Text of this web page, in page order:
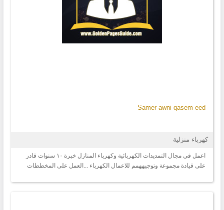
Samer awni qasem eed
كهرباء منزلية
اعمل في مجال التمديدات الكهربائية وكهرباء المنازل خبرة ١٠ سنوات قادر
على قيادة مجموعة وتوجيههمم للاعمال الكهرباء ...العمل على المخططات